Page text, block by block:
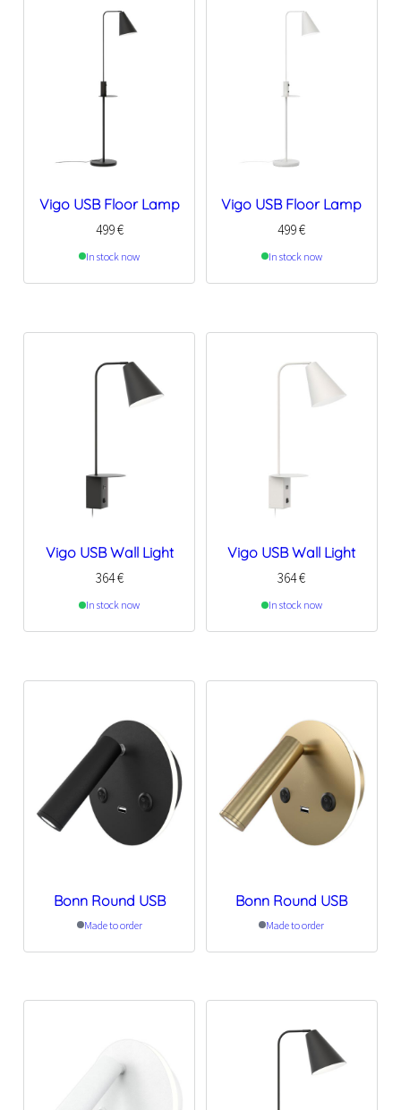
Vigo USB Floor Lamp
499€
In stock now
Vigo USB Floor Lamp
499€
In stock now
Vigo USB Wall Light
364€
In stock now
Vigo USB Wall Light
364€
In stock now
Bonn Round USB
Made to order
Bonn Round USB
Made to order